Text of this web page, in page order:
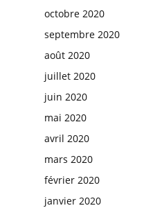
octobre 2020
septembre 2020
août 2020
juillet 2020
juin 2020
mai 2020
avril 2020
mars 2020
février 2020
janvier 2020